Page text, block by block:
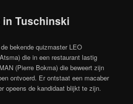
in Tuschinski
bekende quizmaster LEO
die in een restaurant lastig
(Pierre Bokma) die beweert zijn
ontvoerd. Er ontstaat een macaber
opeens de kandidaat blijkt te zijn.